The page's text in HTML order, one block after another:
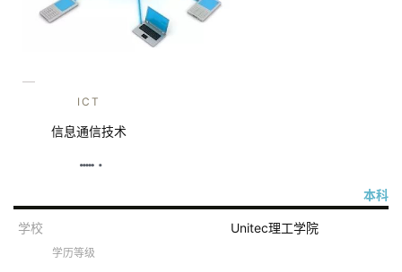
—
ICT
信息通信技术
本科
学校 Unitec理工学院
学历等级